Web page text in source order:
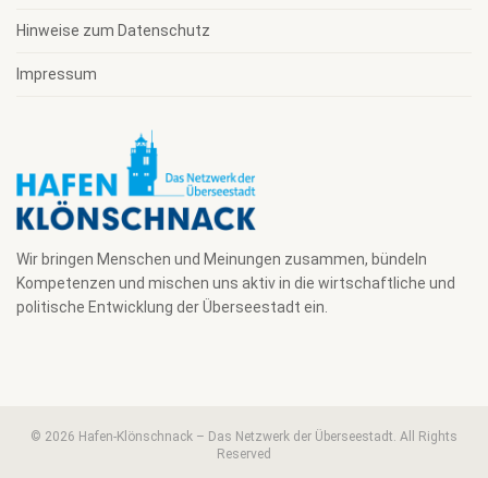
Hinweise zum Datenschutz
Impressum
Wir bringen Menschen und Meinungen zusammen, bündeln
Kompetenzen und mischen uns aktiv in die wirtschaftliche und
politische Entwicklung der Überseestadt ein.
© 2026 Hafen-Klönschnack – Das Netzwerk der Überseestadt. All Rights
Reserved